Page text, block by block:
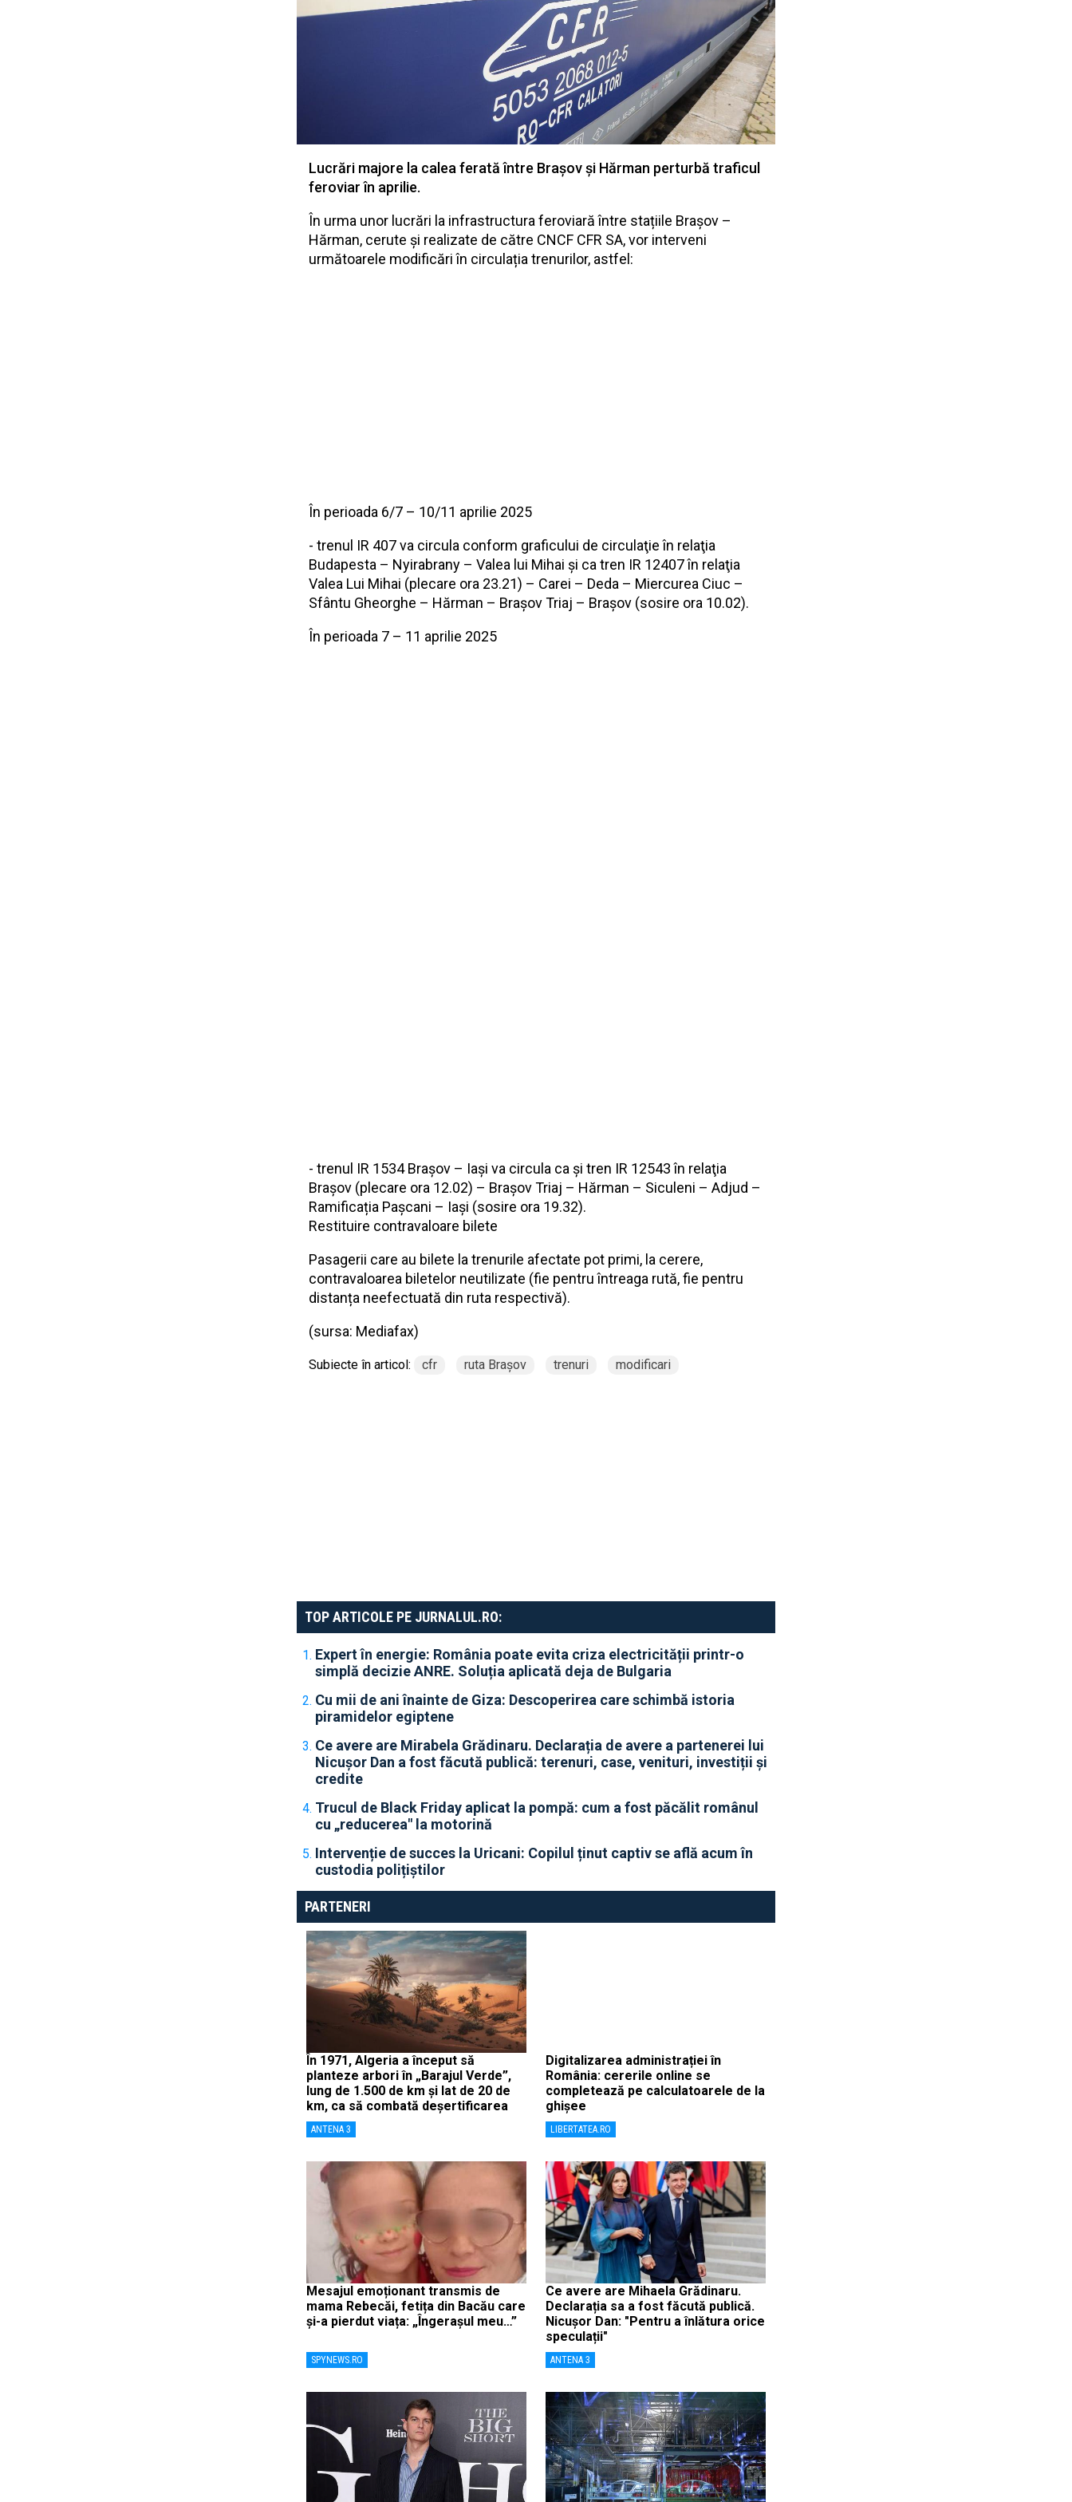
Lucrări majore la calea ferată între Brașov și Hărman perturbă traficul
feroviar în aprilie.
În urma unor lucrări la infrastructura feroviară între stațiile Brașov –
Hărman, cerute și realizate de către CNCF CFR SA, vor interveni
următoarele modificări în circulația trenurilor, astfel:
În perioada 6/7 – 10/11 aprilie 2025
- trenul IR 407 va circula conform graficului de circulaţie în relaţia
Budapesta – Nyirabrany – Valea lui Mihai şi ca tren IR 12407 în relaţia
Valea Lui Mihai (plecare ora 23.21) – Carei – Deda – Miercurea Ciuc –
Sfântu Gheorghe – Hărman – Brașov Triaj – Braşov (sosire ora 10.02).
În perioada 7 – 11 aprilie 2025
- trenul IR 1534 Brașov – Iași va circula ca și tren IR 12543 în relaţia
Braşov (plecare ora 12.02) – Brașov Triaj – Hărman – Siculeni – Adjud –
Ramificația Pașcani – Iași (sosire ora 19.32).
Restituire contravaloare bilete
Pasagerii care au bilete la trenurile afectate pot primi, la cerere,
contravaloarea biletelor neutilizate (fie pentru întreaga rută, fie pentru
distanța neefectuată din ruta respectivă).
(sursa: Mediafax)
Subiecte în articol: cfr ruta Brașov trenuri modificari
TOP ARTICOLE PE JURNALUL.RO:
Expert în energie: România poate evita criza electricității printr-o
simplă decizie ANRE. Soluția aplicată deja de Bulgaria
Cu mii de ani înainte de Giza: Descoperirea care schimbă istoria
piramidelor egiptene
Ce avere are Mirabela Grădinaru. Declarația de avere a partenerei lui
Nicușor Dan a fost făcută publică: terenuri, case, venituri, investiții și
credite
Trucul de Black Friday aplicat la pompă: cum a fost păcălit românul
cu „reducerea" la motorină
Intervenție de succes la Uricani: Copilul ținut captiv se află acum în
custodia polițiștilor
PARTENERI
În 1971, Algeria a început să
planteze arbori în „Barajul Verde”,
lung de 1.500 de km și lat de 20 de
km, ca să combată deșertificarea
ANTENA 3
Digitalizarea administrației în
România: cererile online se
completează pe calculatoarele de la
ghișee
LIBERTATEA.RO
Mesajul emoționant transmis de
mama Rebecăi, fetița din Bacău care
și-a pierdut viața: „Îngerașul meu…”
SPYNEWS.RO
Ce avere are Mihaela Grădinaru.
Declarația sa a fost făcută publică.
Nicușor Dan: "Pentru a înlătura orice
speculații"
ANTENA 3